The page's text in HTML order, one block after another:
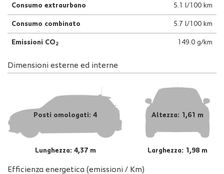
Consumo extraurbano 5.1 l/100 km
Consumo combinato 5.7 l/100 km
Emissioni CO 2 149.0 g/km
Dimensioni esterne ed interne
Posti omologati: 4
Lunghezza: 4,37 m
Altezza: 1,61 m
Larghezza: 1,98 m
Efficienza energetica (emissioni / Km)